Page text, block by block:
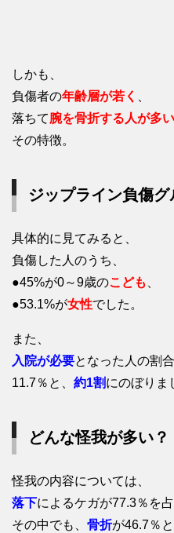
しかも、
負傷者の年齢層が若く
落ちて腕を骨折する人が多い
その特徴。
ジップライン負傷
具体的に見てみると、
負傷した人のうち、
●45%が0～9歳のこども
●53.1%が女性でした。
また、
入院が必要となった人の割合
11.7％と、 約1割にのぼりま
どんな怪我が多い？
怪我の内容については、
落下によるケガが77.3％を占
その中でも、 骨折が46.7％と